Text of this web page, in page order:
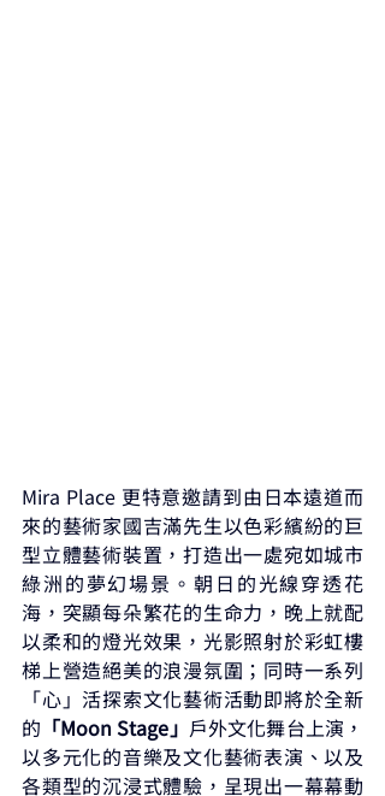
Mira Place 更特意邀請到由日本遠道而
來的藝術家國吉滿先生以色彩繽紛的巨
型立體藝術裝置，打造出一處宛如城市
綠洲的夢幻場景。朝日的光線穿透花
海，突顯每朵繁花的生命力，晚上就配
以柔和的燈光效果，光影照射於彩虹樓
梯上營造絕美的浪漫氛圍；同時一系列
「心」活探索文化藝術活動即將於全新
的 「Moon Stage」 戶外文化舞台上演，
以多元化的音樂及文化藝術表演、以及
各類型的沉浸式體驗，呈現出一幕幕動